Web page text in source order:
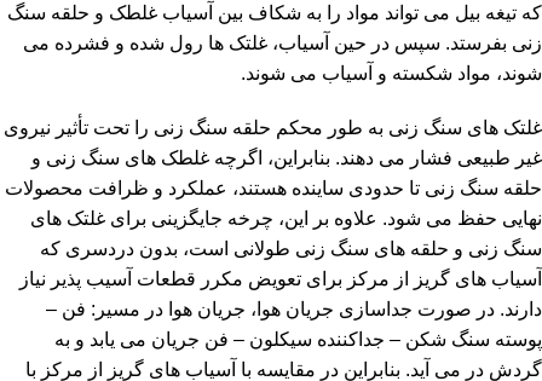
که تیغه بیل می تواند مواد را به شکاف بین آسیاب غلطک و حلقه سنگ
زنی بفرستد. سپس در حین آسیاب، غلتک ها رول شده و فشرده می
شوند، مواد شکسته و آسیاب می شوند.
غلتک های سنگ زنی به طور محکم حلقه سنگ زنی را تحت تأثیر نیروی
غیر طبیعی فشار می دهند. بنابراین، اگرچه غلطک های سنگ زنی و
حلقه سنگ زنی تا حدودی ساینده هستند، عملکرد و ظرافت محصولات
نهایی حفظ می شود. علاوه بر این، چرخه جایگزینی برای غلتک های
سنگ زنی و حلقه های سنگ زنی طولانی است، بدون دردسری که
آسیاب های گریز از مرکز برای تعویض مکرر قطعات آسیب پذیر نیاز
دارند. در صورت جداسازی جریان هوا، جریان هوا در مسیر: فن –
پوسته سنگ شکن – جداکننده سیکلون – فن جریان می یابد و به
گردش در می آید. بنابراین در مقایسه با آسیاب های گریز از مرکز با